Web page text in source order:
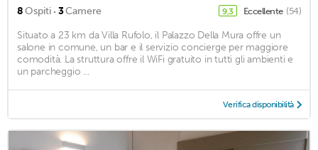
8Ospiti · 3Camere 9,3 Eccellente (54)
Situato a 23 km da Villa Rufolo, il Palazzo Della Mura offre un
salone in comune, un bar e il servizio concierge per maggiore
comodità. La struttura offre il WiFi gratuito in tutti gli ambienti e
un parcheggio ...
Verifica disponibilità